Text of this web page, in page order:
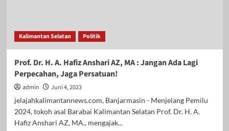
Kalimantan Selatan Politik
Prof. Dr. H. A. Hafiz Anshari AZ, MA : Jangan Ada Lagi
Perpecahan, Jaga Persatuan!
admin
Juni 4, 2023
jelajahkalimantannews.com, Banjarmasin - Menjelang Pemilu
2024, tokoh asal Barabai Kalimantan Selatan Prof. Dr. H. A.
Hafiz Anshari AZ, MA., mengajak...